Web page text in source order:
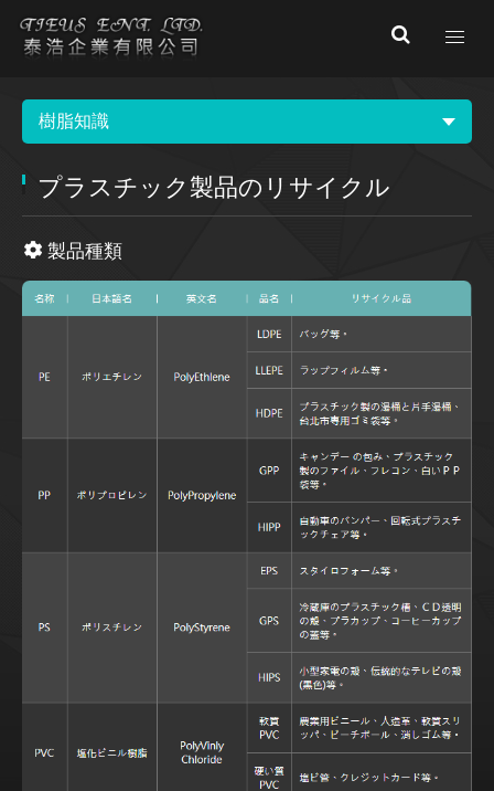
樹脂知識
プラスチック製品のリサイクル
製品種類